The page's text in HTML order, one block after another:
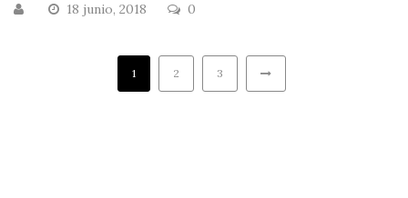
18 junio, 2018 0
1 2 3